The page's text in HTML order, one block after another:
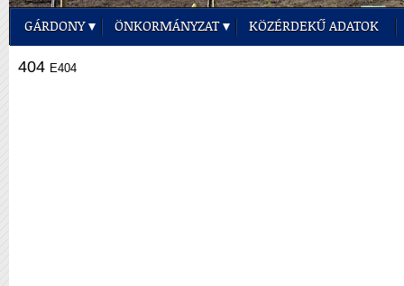
GÁRDONY ÖNKORMÁNYZAT KÖZÉRDEKŰ ADATOK
404 E404